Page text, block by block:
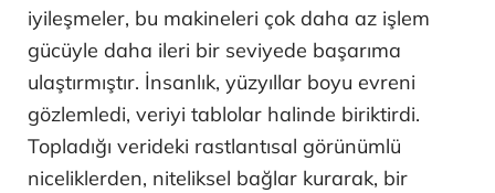
iyileşmeler, bu makineleri çok daha az işlem
gücüyle daha ileri bir seviyede başarıma
ulaştırmıştır. İnsanlık, yüzyıllar boyu evreni
gözlemledi, veriyi tablolar halinde biriktirdi.
Topladığı verideki rastlantısal görünümlü
niceliklerden, niteliksel bağlar kurarak, bir